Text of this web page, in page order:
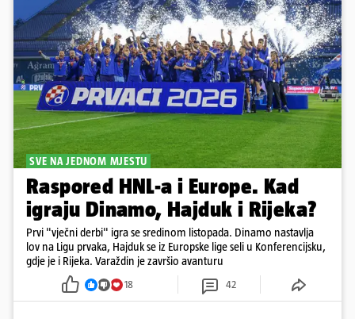
SVE NA JEDNOM MJESTU
Raspored HNL-a i Europe. Kad
igraju Dinamo, Hajduk i Rijeka?
Prvi "vječni derbi" igra se sredinom listopada. Dinamo nastavlja
lov na Ligu prvaka, Hajduk se iz Europske lige seli u Konferencijsku,
gdje je i Rijeka. Varaždin je završio avanturu
18 42